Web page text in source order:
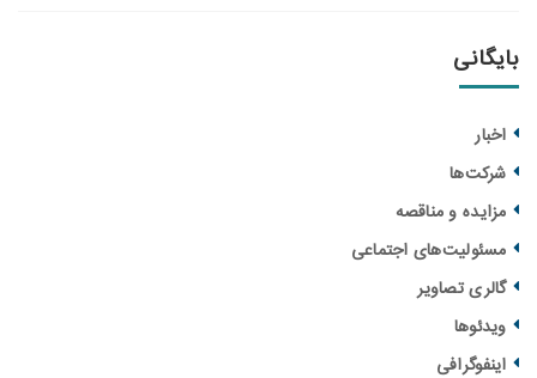
و مناقصه‌
اجتماعی
تصاویر